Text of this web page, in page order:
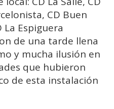
CD Buen
La Espiguera
de una tarde llena
y mucha ilusión en
que hubieron
de esta instalación